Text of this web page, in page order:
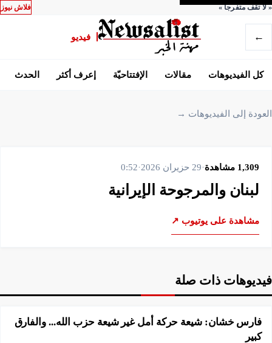
«لا تقف متفرجاً» فلاش نيوز
← فيديو
كل الفيديوهات مقالات الإفتتاحيّة إعرف أكثر الحدث
العودة إلى الفيديوهات →
1,309 مشاهدة·29 حزيران 2026 ·
0:52
لبنان والمرجوحة الإيرانية
مشاهدة على يوتيوب ↗
فيديوهات ذات صلة
2:15
▶فيديو
فارس خشان: شيعة حركة أمل غير شيعة حزب الله... والفارق
كبير